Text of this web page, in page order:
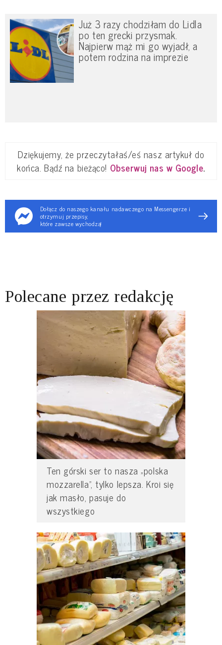
Już 3 razy chodziłam do Lidla
po ten grecki przysmak.
Najpierw mąż mi go wyjadł, a
potem rodzina na imprezie
Dziękujemy, że przeczytałaś/eś nasz artykuł do
końca. Bądź na bieżąco! Obserwuj nas w Google.
Dołącz do naszego kanału nadawczego na Messengerze i
otrzymuj przepisy,
które zawsze wychodzą!
Polecane przez redakcję
Ten górski ser to nasza „polska
mozzarella”, tylko lepsza. Kroi się
jak masło, pasuje do
wszystkiego